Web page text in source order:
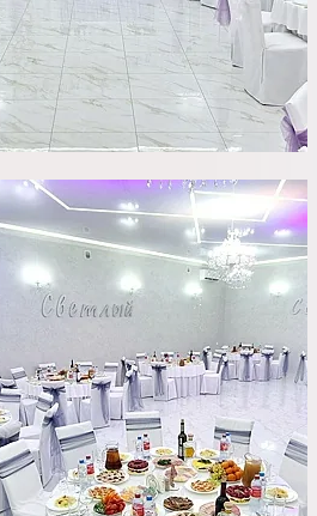
Сбросить все фильтры